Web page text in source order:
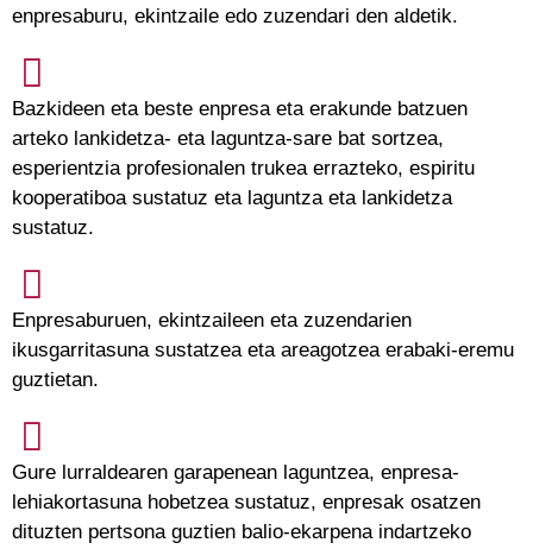
enpresaburu, ekintzaile edo zuzendari den aldetik.
Bazkideen eta beste enpresa eta erakunde batzuen
arteko lankidetza- eta laguntza-sare bat sortzea,
esperientzia profesionalen trukea errazteko, espiritu
kooperatiboa sustatuz eta laguntza eta lankidetza
sustatuz.
Enpresaburuen, ekintzaileen eta zuzendarien
ikusgarritasuna sustatzea eta areagotzea erabaki-eremu
guztietan.
Gure lurraldearen garapenean laguntzea, enpresa-
lehiakortasuna hobetzea sustatuz, enpresak osatzen
dituzten pertsona guztien balio-ekarpena indartzeko